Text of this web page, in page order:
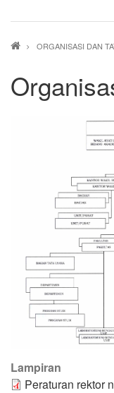
Breadcrumb
ORGANISASI DAN
Lampiran
Peraturan rektor